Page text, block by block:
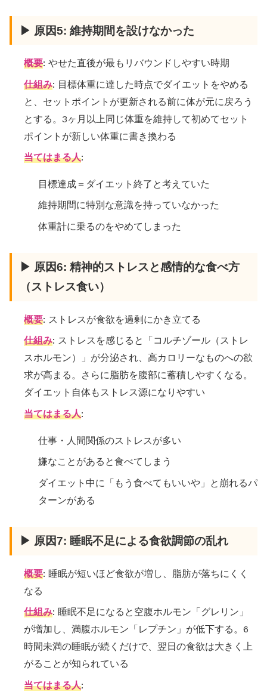
▶ 原因5: 維持期間を設けなかった
概要: やせた直後が最もリバウンドしやすい時期
仕組み: 目標体重に達した時点でダイエットをやめる
と、セットポイントが更新される前に体が元に戻ろう
とする。3ヶ月以上同じ体重を維持して初めてセット
ポイントが新しい体重に書き換わる
当てはまる人:
目標達成＝ダイエット終了と考えていた
維持期間に特別な意識を持っていなかった
体重計に乗るのをやめてしまった
▶ 原因6: 精神的ストレスと感情的な食べ方
（ストレス食い）
概要: ストレスが食欲を過剰にかき立てる
仕組み: ストレスを感じると「コルチゾール（ストレ
スホルモン）」が分泌され、高カロリーなものへの欲
求が高まる。さらに脂肪を腹部に蓄積しやすくなる。
ダイエット自体もストレス源になりやすい
当てはまる人:
仕事・人間関係のストレスが多い
嫌なことがあると食べてしまう
ダイエット中に「もう食べてもいいや」と崩れるパ
ターンがある
▶ 原因7: 睡眠不足による食欲調節の乱れ
概要: 睡眠が短いほど食欲が増し、脂肪が落ちにくく
なる
仕組み: 睡眠不足になると空腹ホルモン「グレリン」
が増加し、満腹ホルモン「レプチン」が低下する。6
時間未満の睡眠が続くだけで、翌日の食欲は大きく上
がることが知られている
当てはまる人: